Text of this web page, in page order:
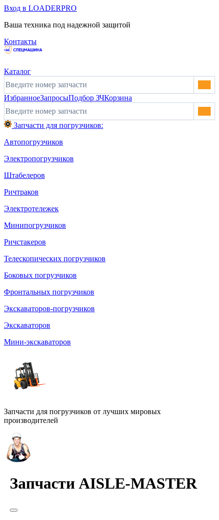
Вход в LOADERPRO
Ваша техника под надежной защитой
Контакты
Каталог
ИзбранноеЗапросыПодбор ЗЧКорзина
Запчасти для погрузчиков:
Автопогрузчиков
Электропогрузчиков
Штабелеров
Ричтраков
Электротележек
Минипогрузчиков
Ричстакеров
Телескопических погрузчиков
Боковых погрузчиков
Фронтальных погрузчиков
Экскаваторов-погрузчиков
Экскаваторов
Мини-экскаваторов
Запчасти для погрузчиков от лучших мировых
производителей
Запчасти AISLE-MASTER